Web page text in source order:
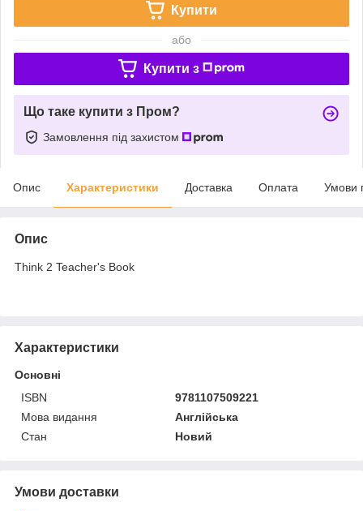
Купити
або
Купити з
Що таке купити з Пром?
Замовлення під захистом
Опис Характеристики Доставка Оплата Умови
Опис
Think 2 Teacher's Book
Характеристики
Основні
ISBN
9781107509221
Мова видання
Англійська
Стан
Новий
Умови доставки